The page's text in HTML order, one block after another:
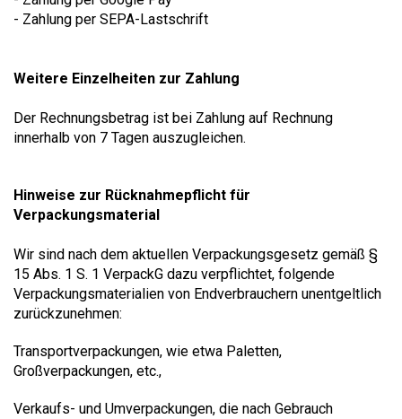
- Zahlung per SEPA-Lastschrift
Weitere Einzelheiten zur Zahlung
Der Rechnungsbetrag ist bei Zahlung auf Rechnung
innerhalb von 7 Tagen auszugleichen.
Hinweise zur Rücknahmepflicht für
Verpackungsmaterial
Wir sind nach dem aktuellen Verpackungsgesetz gemäß §
15 Abs. 1 S. 1 VerpackG dazu verpflichtet, folgende
Verpackungsmaterialien von Endverbrauchern unentgeltlich
zurückzunehmen:
Transportverpackungen, wie etwa Paletten,
Großverpackungen, etc.,
Verkaufs- und Umverpackungen, die nach Gebrauch